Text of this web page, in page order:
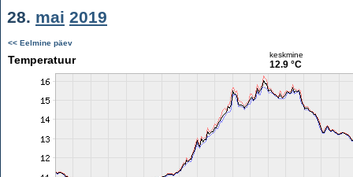
28. mai 2019
<< Eelmine päev
Temperatuur keskmine
12.9 °C